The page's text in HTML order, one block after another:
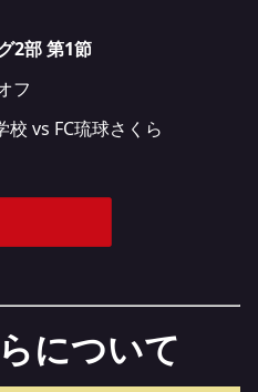
2部 第1節
フ
vs FC琉球さくら
について